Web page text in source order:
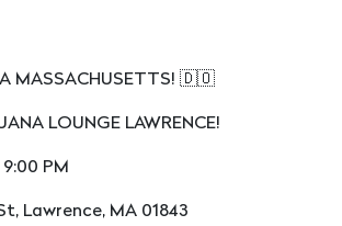
A MASSACHUSETTS! 🇩🇴
LOUNGE LAWRENCE!
PM
Lawrence, MA 01843